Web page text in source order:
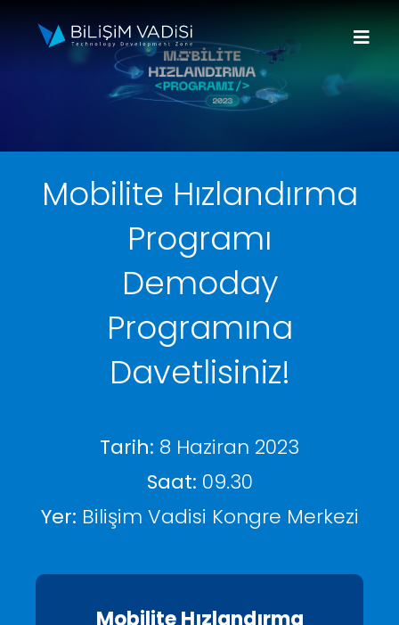
Hakkımızda
Programlar
Basın
Fona Başvur
Kariyer Portal
EN
Ara:
Mobilite Hızlandırma
Programı
Demoday
Programına
Davetlisiniz!
Tarih: 8 Haziran 2023
Saat: 09.30
Yer: Bilişim Vadisi Kongre Merkezi
Mobilite Hızlandırma